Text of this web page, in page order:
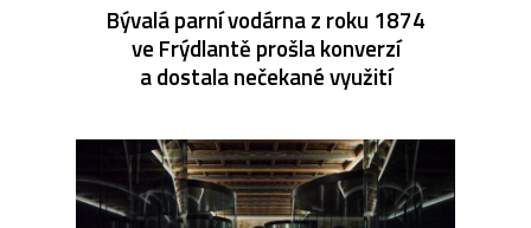
Bývalá parní vodárna z roku 1874
ve Frýdlantě prošla konverzí
a dostala nečekané využití